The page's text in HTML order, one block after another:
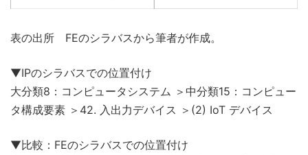
表の出所 FEのシラバスから筆者が作成。
▼IPのシラバスでの位置付け
大分類8：コンピュータシステム ＞中分類15：コンピュー
タ構成要素 ＞42. 入出力デバイス ＞(2) IoT デバイス
▼比較：FEのシラバスでの位置付け